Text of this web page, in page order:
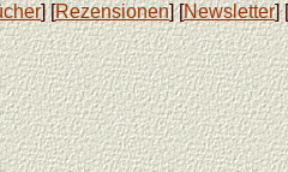
] [Rezensionen] [Newsletter] [